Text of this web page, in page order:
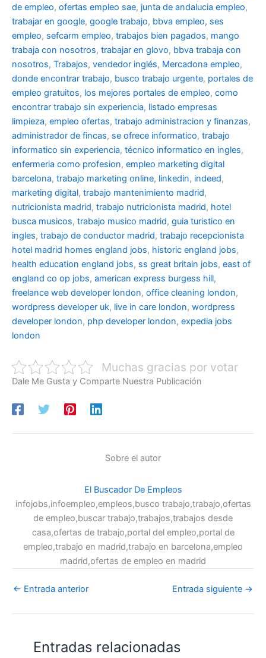
de empleo, ofertas empleo sae, junta de andalucia empleo,
trabajar en google, google trabajo, bbva empleo, ses
empleo, sefcarm empleo, trabajos bien pagados, mango
trabaja con nosotros, trabajar en glovo, bbva trabaja con
nosotros, Trabajos, vendedor inglés, Mercadona empleo,
donde encontrar trabajo, busco trabajo urgente, portales de
empleo gratuitos, los mejores portales de empleo, como
encontrar trabajo sin experiencia, listado empresas
limpieza, empleo ofertas, trabajo administracion y finanzas,
administrador de fincas, se ofrece informatico, trabajo
informatico sin experiencia, técnico informatico en ingles,
enfermeria como profesion, empleo marketing digital
barcelona, trabajo marketing online, linkedin, indeed,
marketing digital, trabajo mantenimiento madrid,
nutricionista madrid, trabajo nutricionista madrid, hotel
busca musicos, trabajo musico madrid, guia turistico en
ingles, trabajo de conductor madrid, trabajo recepcionista
hotel madrid homes england jobs, historic england jobs,
health education england jobs, ss great britain jobs, east of
england co op jobs, american express burgess hill,
freelance web developer london, office cleaning london,
wordpress developer uk, live in care london, wordpress
developer london, php developer london, expedia jobs
london
Muchas gracias por votar
Dale Me Gusta y Comparte Nuestra Publicación
Sobre el autor
El Buscador De Empleos
infojobs,infoempleo,empleos,busco trabajo,trabajo,ofertas
de empleo,buscar trabajo,trabajos,trabajos desde
casa,ofertas de trabajo,portal del empleo,portal de
empleo,trabajo en madrid,trabajo en barcelona,empleo
madrid,ofertas de empleo en madrid
← Entrada anterior Entrada siguiente →
Entradas relacionadas